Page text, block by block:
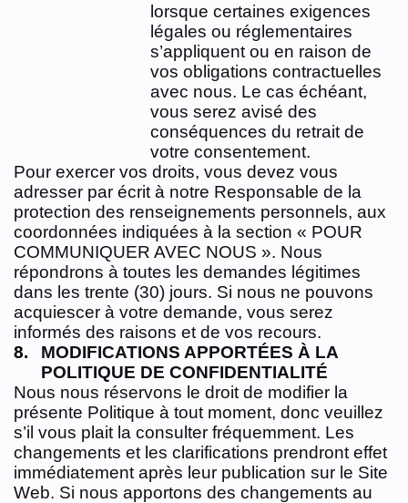
lorsque certaines exigences
légales ou réglementaires
s’appliquent ou en raison de
vos obligations contractuelles
avec nous. Le cas échéant,
vous serez avisé des
conséquences du retrait de
votre consentement.
Pour exercer vos droits, vous devez vous
adresser par écrit à notre Responsable de la
protection des renseignements personnels, aux
coordonnées indiquées à la section « POUR
COMMUNIQUER AVEC NOUS ». Nous
répondrons à toutes les demandes légitimes
dans les trente (30) jours. Si nous ne pouvons
acquiescer à votre demande, vous serez
informés des raisons et de vos recours.
MODIFICATIONS APPORTÉES À LA
POLITIQUE DE CONFIDENTIALITÉ
Nous nous réservons le droit de modifier la
présente Politique à tout moment, donc veuillez
s’il vous plait la consulter fréquemment. Les
changements et les clarifications prendront effet
immédiatement après leur publication sur le Site
Web. Si nous apportons des changements au